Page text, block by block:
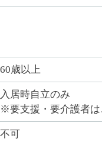
60歳以上
入居時自立のみ
※要支援・要介護者は
不可